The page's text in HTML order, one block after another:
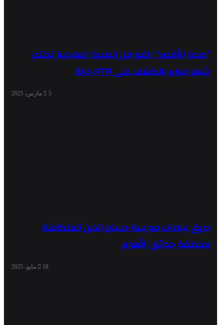
“صحة الأقصر”: القوافل الطبية العلاجية تختتم
شهر فبراير بالكشف على ٢٦٦٩ حالة
5 مارس، 2025
حريق بباصات مدرسة حسام الدين المتكاملة
بمنطقة حدائق الأهرام
18 مايو، 2025